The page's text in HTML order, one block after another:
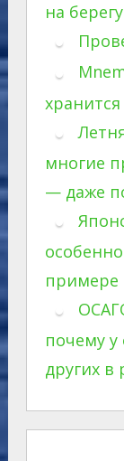
на
многие
— даже
примере
почему
других в